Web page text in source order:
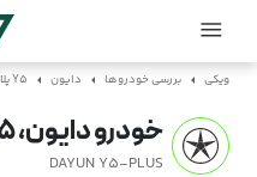
ویکی بررسی خودروها دایون Y5 پلاس
خودرو دایون، Y5 پلاس
DAYUN Y5-PLUS